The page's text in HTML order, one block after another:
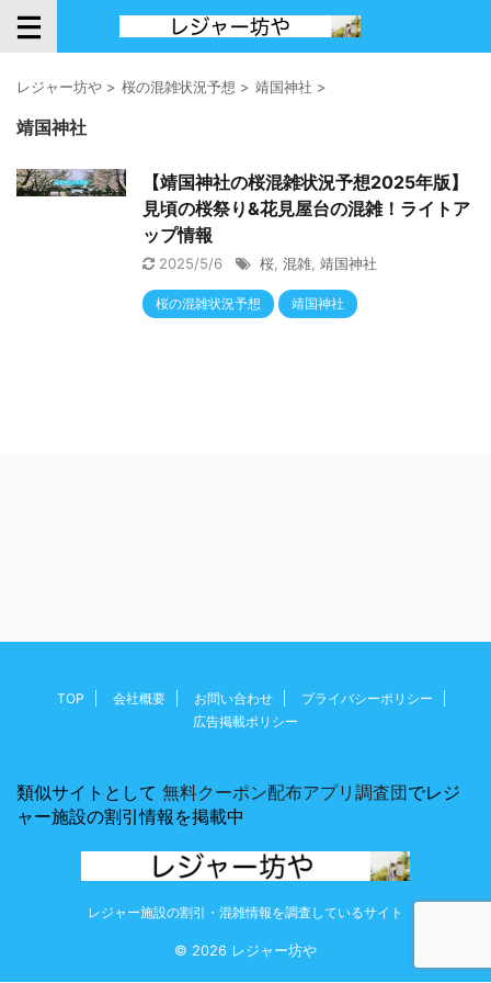
レジャー坊や > 桜の混雑状況予想 > 靖国神社 >
靖国神社
【靖国神社の桜混雑状況予想2025年版】
見頃の桜祭り&花見屋台の混雑！ライトア
ップ情報
2025/5/6 桜 混雑 靖国神社
桜の混雑状況予想 靖国神社
TOP 会社概要 お問い合わせ
プライバシーポリシー
広告掲載ポリシー
類似サイトとして 無料クーポン配布アプリ調査団でレジ
ャー施設の割引情報を掲載中
レジャー施設の割引・混雑情報を調査しているサイト
© 2026 レジャー坊や